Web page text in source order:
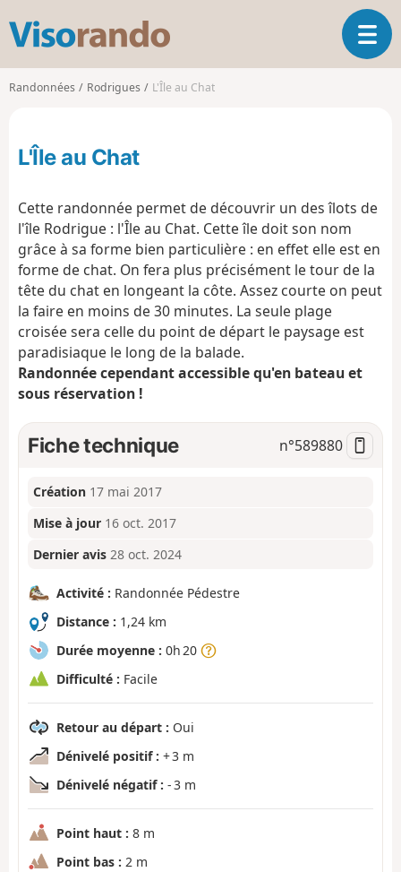
s
o
O
u
a
i
g
a
Randonnées Rodrigues L'Île au Chat
L'Île au Chat
Cette randonnée permet de découvrir un des îlots de
l'île Rodrigue : l'Île au Chat. Cette île doit son nom
grâce à sa forme bien particulière : en effet elle est en
forme de chat. On fera plus précisément le tour de la
tête du chat en longeant la côte. Assez courte on peut
la faire en moins de 30 minutes. La seule plage
croisée sera celle du point de départ le paysage est
paradisiaque le long de la balade.
Randonnée cependant accessible qu'en bateau et
sous réservation !
Fiche technique n°589880
Création 17 mai 2017
Mise à jour 16 oct. 2017
Dernier avis 28 oct. 2024
Activité : Randonnée Pédestre
Distance : 1,24 km
Durée moyenne : 0h 20
Difficulté : Facile
Retour au départ : Oui
Dénivelé positif : + 3 m
Dénivelé négatif : - 3 m
Point haut : 8 m
Point bas : 2 m